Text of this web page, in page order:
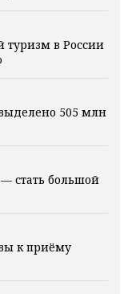
в России
505 млн
— стать большой
к приёму